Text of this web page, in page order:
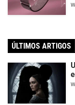
ÚLTIMOS ARTIGOS